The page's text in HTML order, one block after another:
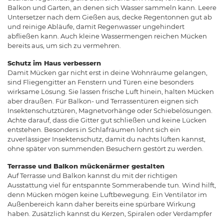
Balkon und Garten, an denen sich Wasser sammeln kann. Leere
Untersetzer nach dem Gießen aus, decke Regentonnen gut ab
und reinige Abläufe, damit Regenwasser ungehindert
abfließen kann. Auch kleine Wassermengen reichen Mücken
bereits aus, um sich zu vermehren.
Schutz im Haus verbessern
Damit Mücken gar nicht erst in deine Wohnräume gelangen,
sind Fliegengitter an Fenstern und Türen eine besonders
wirksame Lösung. Sie lassen frische Luft hinein, halten Mücken
aber draußen. Für Balkon- und Terrassentüren eignen sich
Insektenschutztüren, Magnetvorhänge oder Schiebelösungen.
Achte darauf, dass die Gitter gut schließen und keine Lücken
entstehen. Besonders in Schlafräumen lohnt sich ein
zuverlässiger Insektenschutz, damit du nachts lüften kannst,
ohne später von summenden Besuchern gestört zu werden.
Terrasse und Balkon mückenärmer gestalten
Auf Terrasse und Balkon kannst du mit der richtigen
Ausstattung viel für entspannte Sommerabende tun. Wind hilft,
denn Mücken mögen keine Luftbewegung. Ein Ventilator im
Außenbereich kann daher bereits eine spürbare Wirkung
haben. Zusätzlich kannst du Kerzen, Spiralen oder Verdampfer